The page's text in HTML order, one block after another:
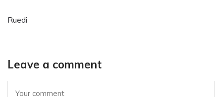
Ruedi
Leave a comment